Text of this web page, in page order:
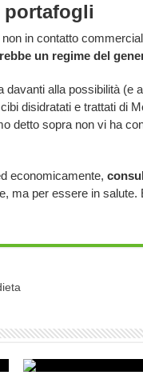
portafogli
in contatto
un regime del
davanti alla possibilità (e
disidratati e trattati di
detto sopra non vi ha
economicamente,
ma per essere in salute.